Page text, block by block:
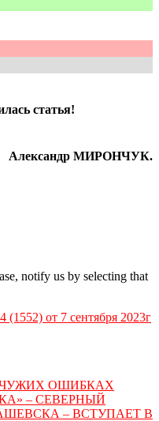
статья!
Александр МИРОНЧУК.
notify us by selecting that
от 7 сентября 2023г
ОШИБКАХ
– СЕВЕРНЫЙ
– ВСТУПАЕТ В